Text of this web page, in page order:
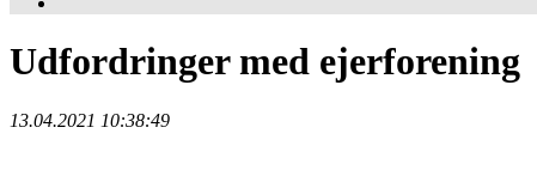
Udfordringer med ejerforening
13.04.2021 10:38:49